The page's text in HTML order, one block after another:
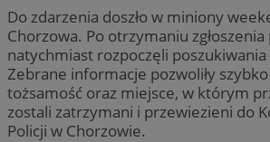
Do zdarzenia doszło w miniony
Chorzowa. Po otrzymaniu zgłoszenia
natychmiast rozpoczęli
Zebrane informacje pozwoliły
tożsamość oraz miejsce, w którym
zostali zatrzymani i przewiezieni do
Policji w Chorzowie.